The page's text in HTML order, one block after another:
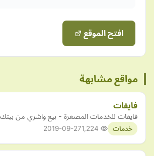
افتح الموقع
مواقع مشابهة
فايفات
فايفات للخدمات المصغرة - بيع واشري من بيتك
خدمات 2019-09-27